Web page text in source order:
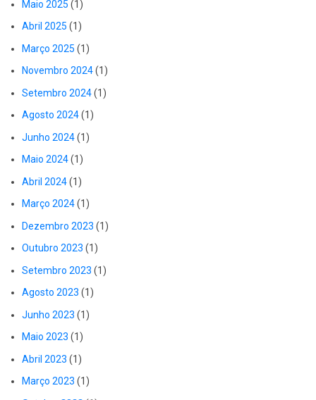
Maio 2025 (1)
Abril 2025 (1)
Março 2025 (1)
Novembro 2024(1)
Setembro 2024(1)
Agosto 2024(1)
Junho 2024(1)
Maio 2024(1)
Abril 2024(1)
Março 2024(1)
Dezembro 2023 (1)
Outubro 2023 (1)
Setembro 2023 (1)
Agosto 2023 (1)
Junho 2023 (1)
Maio 2023 (1)
Abril 2023 (1)
Março 2023 (1)